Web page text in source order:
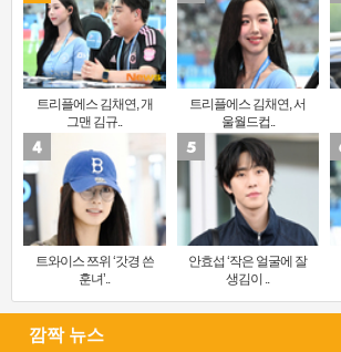
트리플에스 김채연, 개
그맨 김규..
트리플에스 김채연, 서
울월드컵..
트와이스 쯔위 ‘갓경 쓴
훈녀’..
안효섭 ‘작은 얼굴에 잘
생김이 ..
깜짝 뉴스